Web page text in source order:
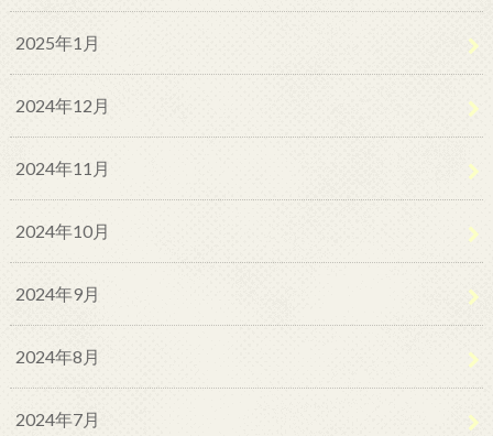
2025年1月
2024年12月
2024年11月
2024年10月
2024年9月
2024年8月
2024年7月